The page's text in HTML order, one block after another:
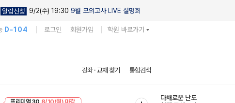
알람신청 9/2(수) 19:30 9월 모의고사 LIVE 설명회
D-104 로그인 회원가입 학원 바로가기
강좌 · 교재 찾기 통합검색
다채로운 난도